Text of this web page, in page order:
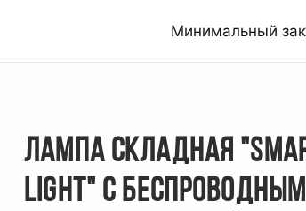
Минимальный
ЛАМПА СКЛАДНАЯ
LIGHT" С